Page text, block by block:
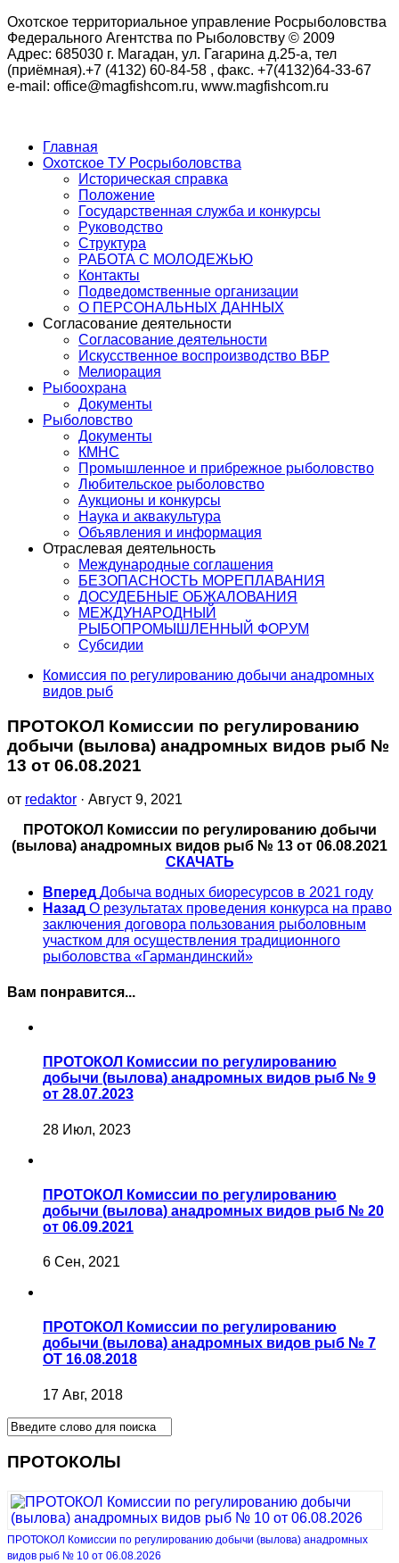
Охотское территориальное управление Росрыболовства
Федерального Агентства по Рыболовству © 2009
Адрес: 685030 г. Магадан, ул. Гагарина д.25-а, тел
(приёмная).+7 (4132) 60-84-58 , факс. +7(4132)64-33-67
e-mail: office@magfishcom.ru, www.magfishcom.ru
Главная
Охотское ТУ Росрыболовства
Историческая справка
Положение
Государственная служба и конкурсы
Руководство
Структура
РАБОТА С МОЛОДЕЖЬЮ
Контакты
Подведомственные организации
О ПЕРСОНАЛЬНЫХ ДАННЫХ
Согласование деятельности
Согласование деятельности
Искусственное воспроизводство ВБР
Мелиорация
Рыбоохрана
Документы
Рыболовство
Документы
КМНС
Промышленное и прибрежное рыболовство
Любительское рыболовство
Аукционы и конкурсы
Наука и аквакультура
Объявления и информация
Отраслевая деятельность
Международные соглашения
БЕЗОПАСНОСТЬ МОРЕПЛАВАНИЯ
ДОСУДЕБНЫЕ ОБЖАЛОВАНИЯ
МЕЖДУНАРОДНЫЙ
РЫБОПРОМЫШЛЕННЫЙ ФОРУМ
Субсидии
Комиссия по регулированию добычи анадромных
видов рыб
ПРОТОКОЛ Комиссии по регулированию
добычи (вылова) анадромных видов рыб №
13 от 06.08.2021
от redaktor · Август 9, 2021
ПРОТОКОЛ Комиссии по регулированию добычи
(вылова) анадромных видов рыб № 13 от 06.08.2021
СКАЧАТЬ
Вперед Добыча водных биоресурсов в 2021 году
Назад О результатах проведения конкурса на право
заключения договора пользования рыболовным
участком для осуществления традиционного
рыболовства «Гармандинский»
Вам понравится...
ПРОТОКОЛ Комиссии по регулированию
добычи (вылова) анадромных видов рыб № 9
от 28.07.2023
28 Июл, 2023
ПРОТОКОЛ Комиссии по регулированию
добычи (вылова) анадромных видов рыб № 20
от 06.09.2021
6 Сен, 2021
ПРОТОКОЛ Комиссии по регулированию
добычи (вылова) анадромных видов рыб № 7
ОТ 16.08.2018
17 Авг, 2018
ПРОТОКОЛЫ
ПРОТОКОЛ Комиссии по регулированию добычи (вылова) анадромных
видов рыб № 10 от 06.08.2026